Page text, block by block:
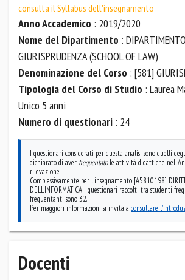
consulta il Syllabus dell'insegnamento
Anno Accademico : 2019/2020
Nome del Dipartimento :
GIURISPRUDENZA (SCHOOL OF LAW)
Denominazione del Corso : [581]
Tipologia del Corso di Studio : Laurea
Unico 5 anni
Numero di questionari : 24
I questionari considerati per questa analisi sono quelli
dichiarato di aver frequentatole attività didattiche
rilevazione.
Complessivamente per l'insegnamento [A5810198]
DELL'INFORMATICA i questionari raccolti tra studenti
frequentanti sono 32.
Per maggiori informazioni si invita a consultare
Docenti